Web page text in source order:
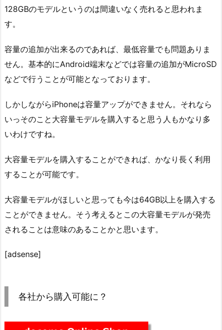
128GBのモデルというのは間違いなく売れると思われま
す。
容量の追加が出来るのであれば、最低容量でも問題ありま
せん。基本的にAndroid端末などでは容量の追加がMicroSD
などで行うことが可能となっております。
しかしながらiPhoneは容量アップができません。それなら
いっそのこと大容量モデルを購入すると思う人もかなり多
いわけですね。
大容量モデルを購入することができれば、かなり長く利用
することが可能です。
大容量モデルがほしいと思っても今は64GB以上を購入する
ことができません。そう考えるとこの大容量モデルが発売
されることは意味のあることかと思います。
[adsense]
各社から購入可能に？